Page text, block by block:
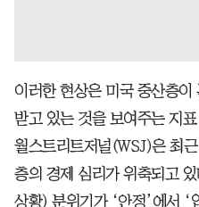
이러한 현상은 미국 중산층
받고 있는 것을 보여주는 지
월스트리트저널(WSJ)은 최
층의 경제 심리가 위축되고
상황) 분위기가 ‘안정’에서 ‘